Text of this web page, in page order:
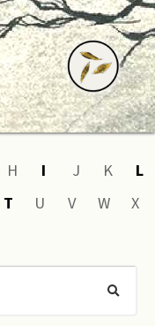
H I J K
L
T U V W
X